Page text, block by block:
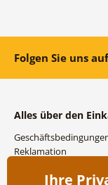
Folgen Sie uns auf
Alles über den
Reklamation
Versand- und
Ihre